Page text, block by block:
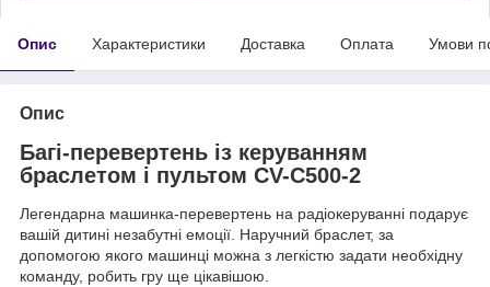
Опис Характеристики Доставка Оплата Умови
Опис
Багі-перевертень із керуванням
браслетом і пультом CV-C500-2
Легендарна машинка-перевертень на радіокеруванні подарує
вашій дитині незабутні емоції. Наручний браслет, за
допомогою якого машинці можна з легкістю задати необхідну
команду, робить гру ще цікавішою.